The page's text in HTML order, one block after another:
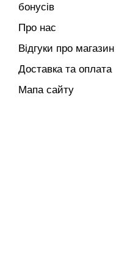
бонусів
Про нас
Відгуки про магазин
Доставка та оплата
Мапа сайту